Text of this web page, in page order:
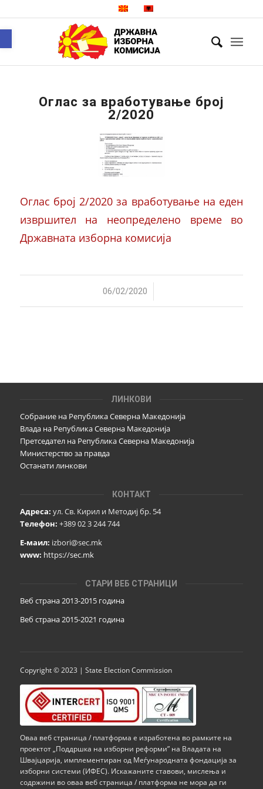
Оглас за вработување број
2/2020
Оглас број 2/2020 за вработување на еден
извршител на неопределено време во
Државната изборна комисија
06/02/2020
/
ЛИНКОВИ
Собрание на Република Северна Македонија
Влада на Република Северна Македонија
Претседател на Република Северна Македонија
Министерство за правда
Останати линкови
КОНТАКТ
Адреса: ул. Св. Кирил и Методиј бр. 54
Телефон: +389 02 3 244 744
Е-маил: izbori@sec.mk
www: https://sec.mk
СТАРИ ВЕБ СТРАНИЦИ
Веб страна 2013-2015 година
Веб страна 2015-2021 година
Copyright © 2023 | State Election Commission
Оваа веб страница / платформа е изработена во рамките на
проектот „Поддршка на изборни реформи” на Владата на
Швајцарија, имплементиран од Меѓународната фондација за
изборни системи (ИФЕС). Искажаните ставови, мислења и
содржини во оваа веб страница / платформа не мора да ги
Open toolbar